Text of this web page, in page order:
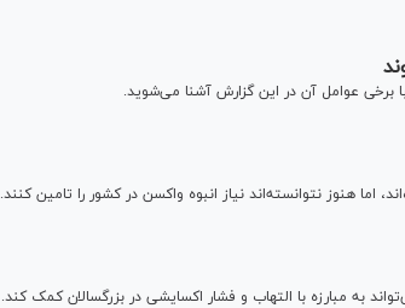
برخی عوامل آن در این گزارش آشنا می‌شوید.